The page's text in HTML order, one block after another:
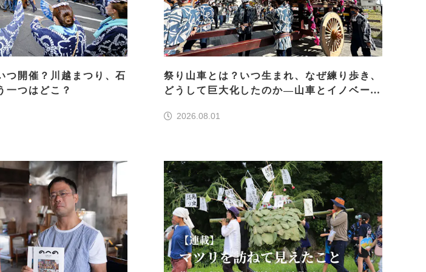
つ開催？川越まつり、石
一つはどこ？
祭り山車とは？いつ生まれ、なぜ練り歩き、
どうして巨大化したのか―山車とイノベーシ
2026.08.01